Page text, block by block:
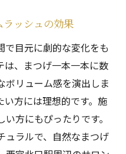
ラッシュの効果
で目元に劇的な変化をも
は、まつげ一本一本に数
ボリューム感を演出しま
い方には理想的です。施
方にもぴったりです。
ュラルで、自然なまつげ